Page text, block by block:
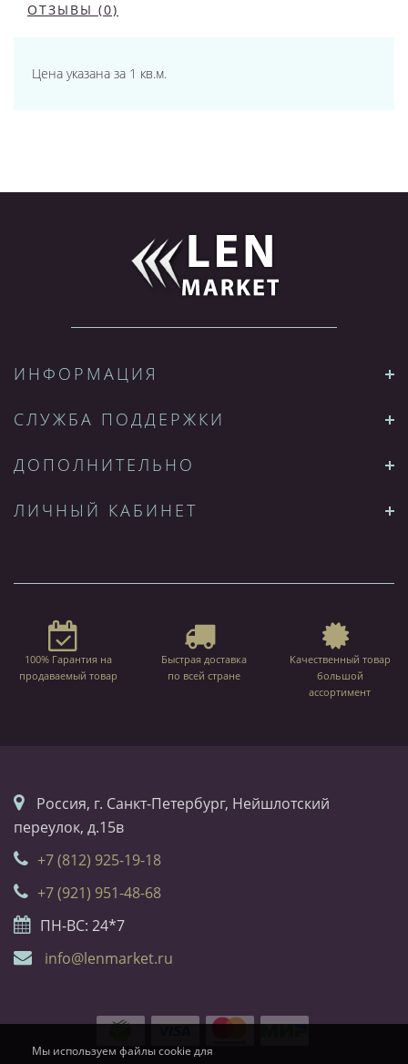
ОТЗЫВЫ (0)
Цена указана за 1 кв.м.
ИНФОРМАЦИЯ
СЛУЖБА ПОДДЕРЖКИ
ДОПОЛНИТЕЛЬНО
ЛИЧНЫЙ КАБИНЕТ
100% Гарантия на
продаваемый товар
Быстрая доставка
по всей стране
Качественный товар
большой
ассортимент
Россия, г. Санкт-Петербург, Нейшлотский
переулок, д.15в
+7 (812) 925-19-18
+7 (921) 951-48-68
ПН-ВС: 24*7
info@lenmarket.ru
Мы используем файлы cookie для